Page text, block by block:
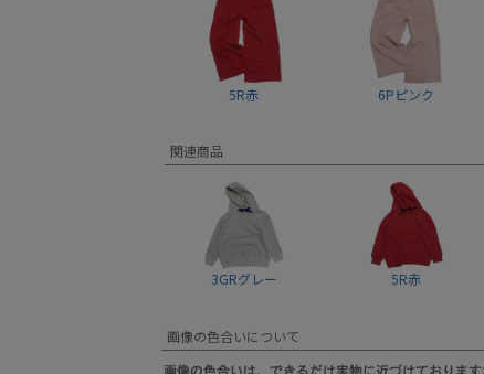
5R赤 6Pピンク
関連商品
3GRグレー 5R赤
画像の色合いについて